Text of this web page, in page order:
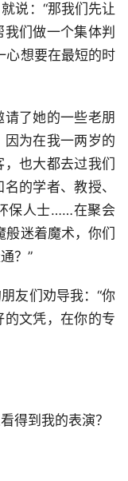
说：“那我们先让
们做一个集体判
心想要在最短的时
了她的一些老朋
为在我一两岁的
也大都去过我们
的学者、教授、
保人士……在聚会
迷着魔术，你们
？”
友们劝导我：“你
文凭，在你的专
得到我的表演？